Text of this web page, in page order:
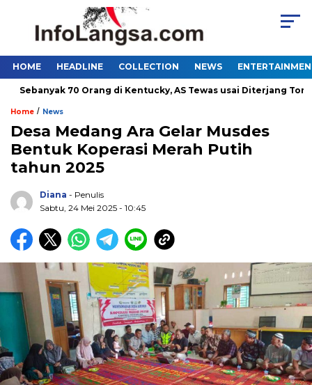
HOME HEADLINE COLLECTION NEWS
70 Orang di Kentucky, AS Tewas usai Diterjang Tornado
Home / News
Desa Medang Ara Gelar Musdes
Bentuk Koperasi Merah Putih
tahun 2025
Diana - Penulis
Sabtu, 24 Mei 2025 - 10:45